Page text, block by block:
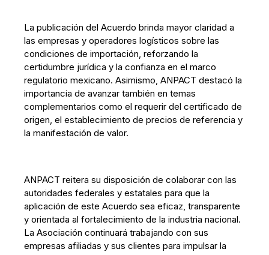
La publicación del Acuerdo brinda mayor claridad a
las empresas y operadores logísticos sobre las
condiciones de importación, reforzando la
certidumbre jurídica y la confianza en el marco
regulatorio mexicano. Asimismo, ANPACT destacó la
importancia de avanzar también en temas
complementarios como el requerir del certificado de
origen, el establecimiento de precios de referencia y
la manifestación de valor.
ANPACT reitera su disposición de colaborar con las
autoridades federales y estatales para que la
aplicación de este Acuerdo sea eficaz, transparente
y orientada al fortalecimiento de la industria nacional.
La Asociación continuará trabajando con sus
empresas afiliadas y sus clientes para impulsar la